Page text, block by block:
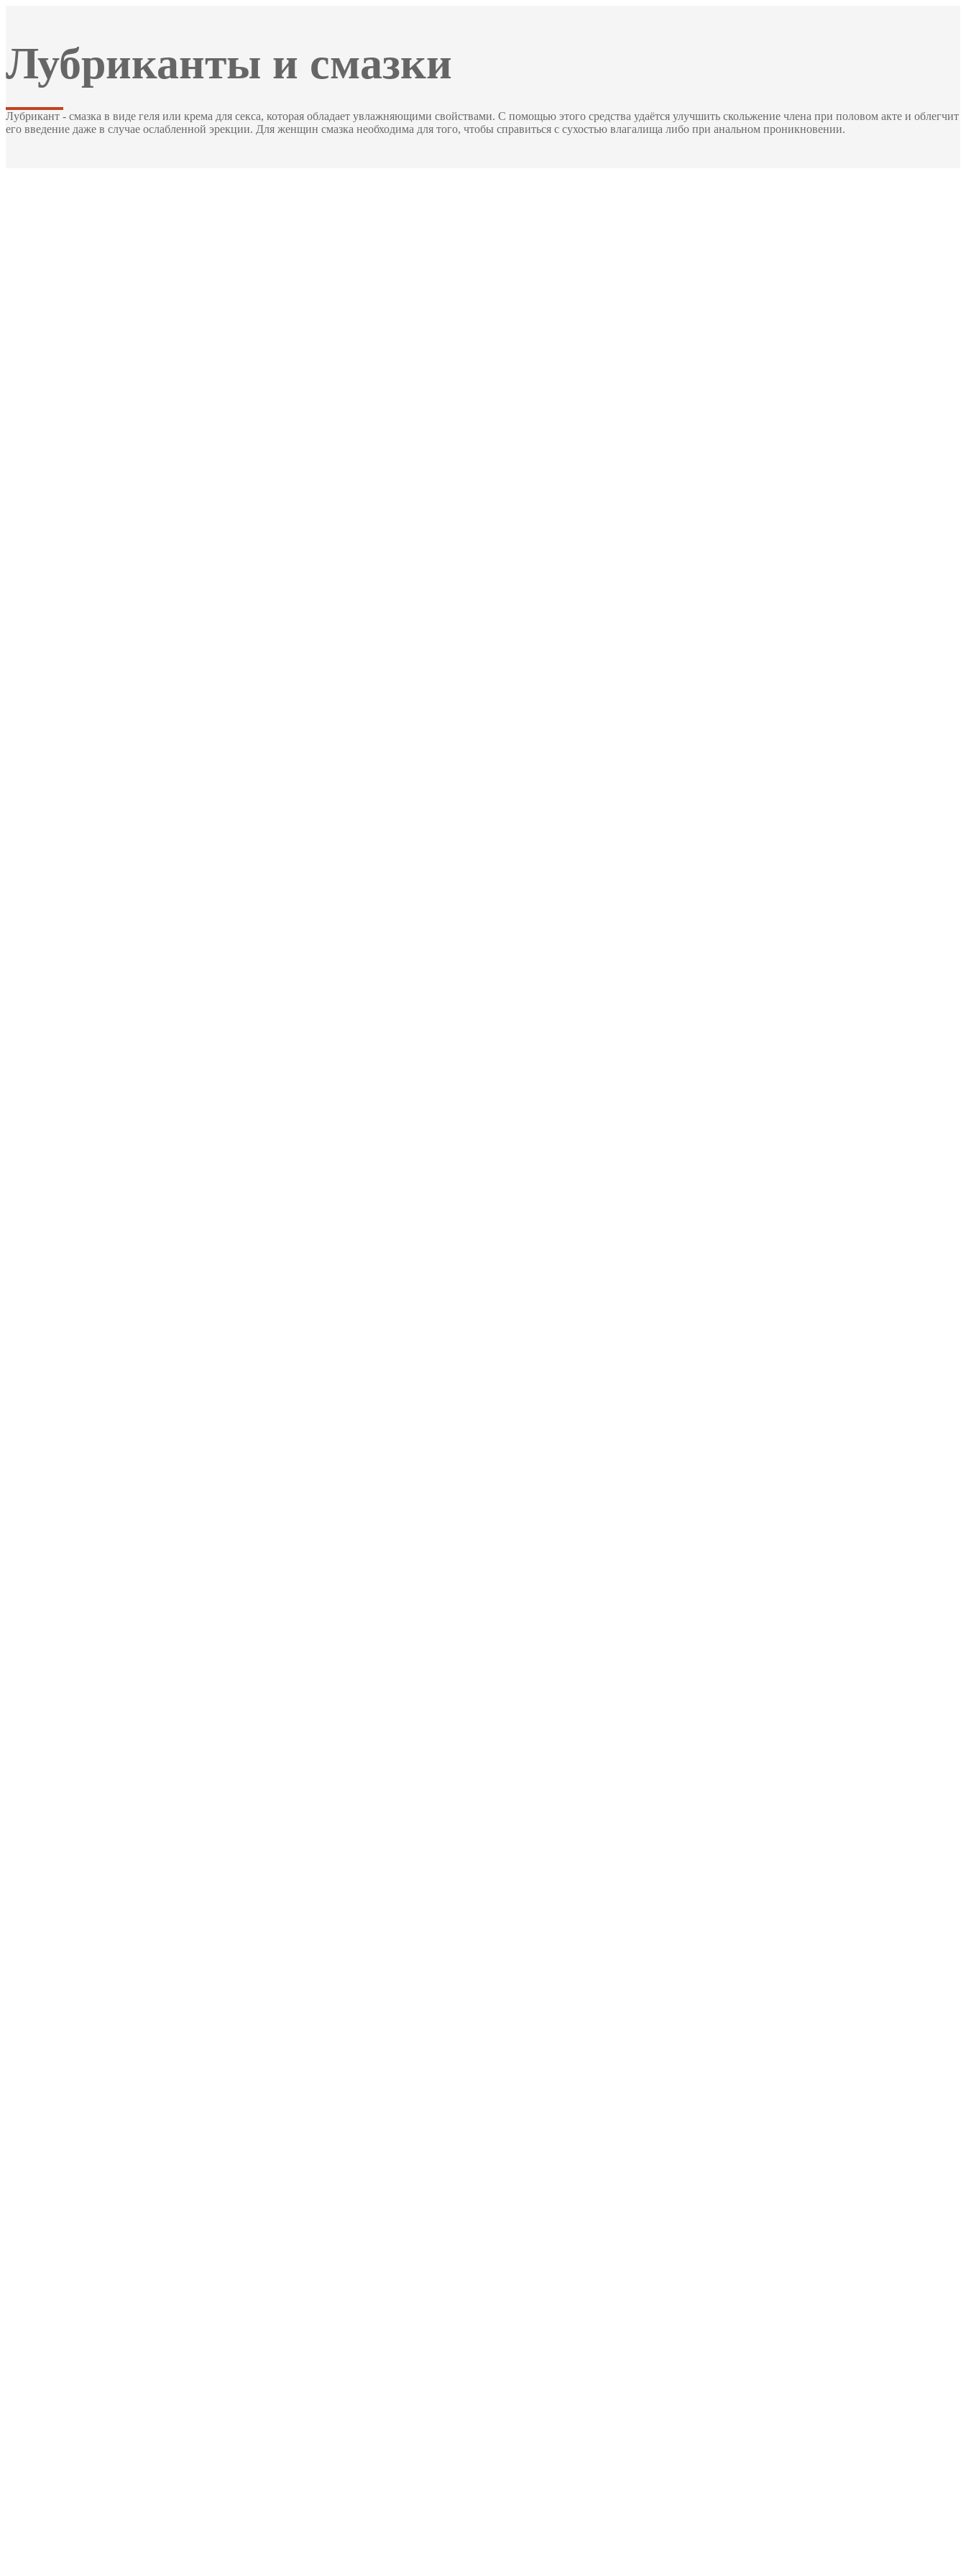
Лубриканты и смазки
Лубрикант - смазка в виде геля или крема для секса, которая обладает увлажняющими свойствами. С помощью этого средства удаётся улучшить скольжение члена при половом акте и облегчит
его введение даже в случае ослабленной эрекции. Для женщин смазка необходима для того, чтобы справиться с сухостью влагалища либо при анальном проникновении.